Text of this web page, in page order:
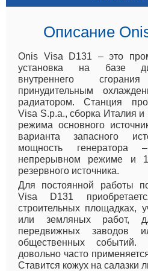
Описание
Onis Visa D131 – это
установка на базе
внутреннего
принудительным
радиатором. Станция
Visa S.p.a., сборка Италия и
режима основного
варианта запасного
мощность
непрерывном режиме и
резервного источника.
Для постоянной работы
Visa D131
строительных площадках,
или земляных работ,
передвижных заводов
общественных
довольно часто
Ставится кожух на салазки